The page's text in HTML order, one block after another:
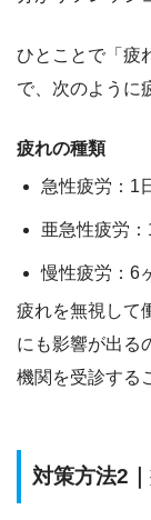
ひとことで「疲
で、次のように
疲れの種類
急性疲労：1
亜急性疲労
慢性疲労：6
疲れを無視して
にも影響が出る
機関を受診する
対策方法2